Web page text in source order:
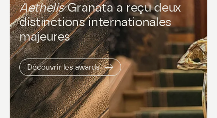
AethelisGranata a reçu deux
distinctions internationales
majeures
Découvrir les awards